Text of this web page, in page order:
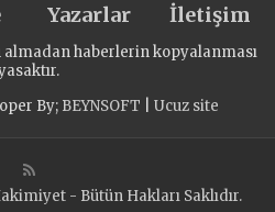
Yazarlar İletişim
haberlerin kopyalanması
By; BEYNSOFT Ucuz site
- Bütün Hakları Saklıdır.